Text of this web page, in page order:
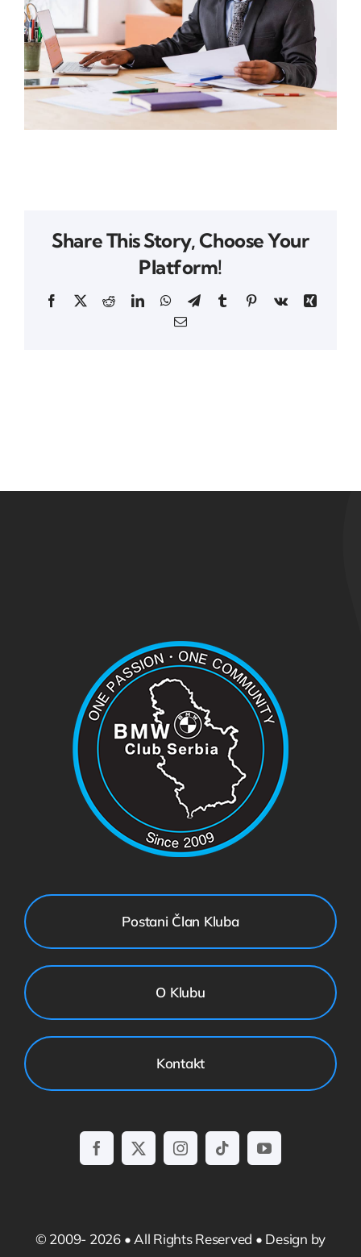
Share This Story, Choose Your
Platform!
Facebook
X RedditLinkedInWhatsApp
TelegramTumblrPinterestVk
Xing
Email
Postani Član Kluba
O Klubu
Kontakt
© 2009- 2026 • All Rights Reserved • Design by